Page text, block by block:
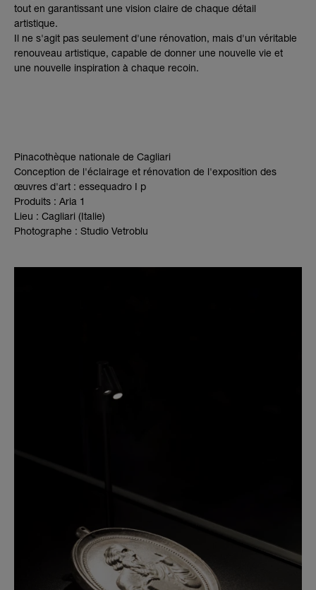
tout en garantissant une vision claire de chaque détail
artistique.
Il ne s'agit pas seulement d'une rénovation, mais d'un véritable
renouveau artistique, capable de donner une nouvelle vie et
une nouvelle inspiration à chaque recoin.
Pinacothèque nationale de Cagliari
Conception de l'éclairage et rénovation de l'exposition des
œuvres d'art : essequadro I p
Produits : Aria 1
Lieu : Cagliari (Italie)
Photographe : Studio Vetroblu